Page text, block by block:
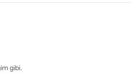
gibi.